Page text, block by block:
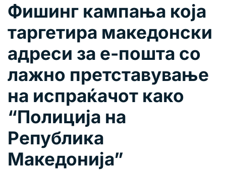
Фишинг кампања која
таргетира македонски
адреси за е-пошта со
лажно претставување
на испраќачот како
“Полиција на
Република
Македонија”